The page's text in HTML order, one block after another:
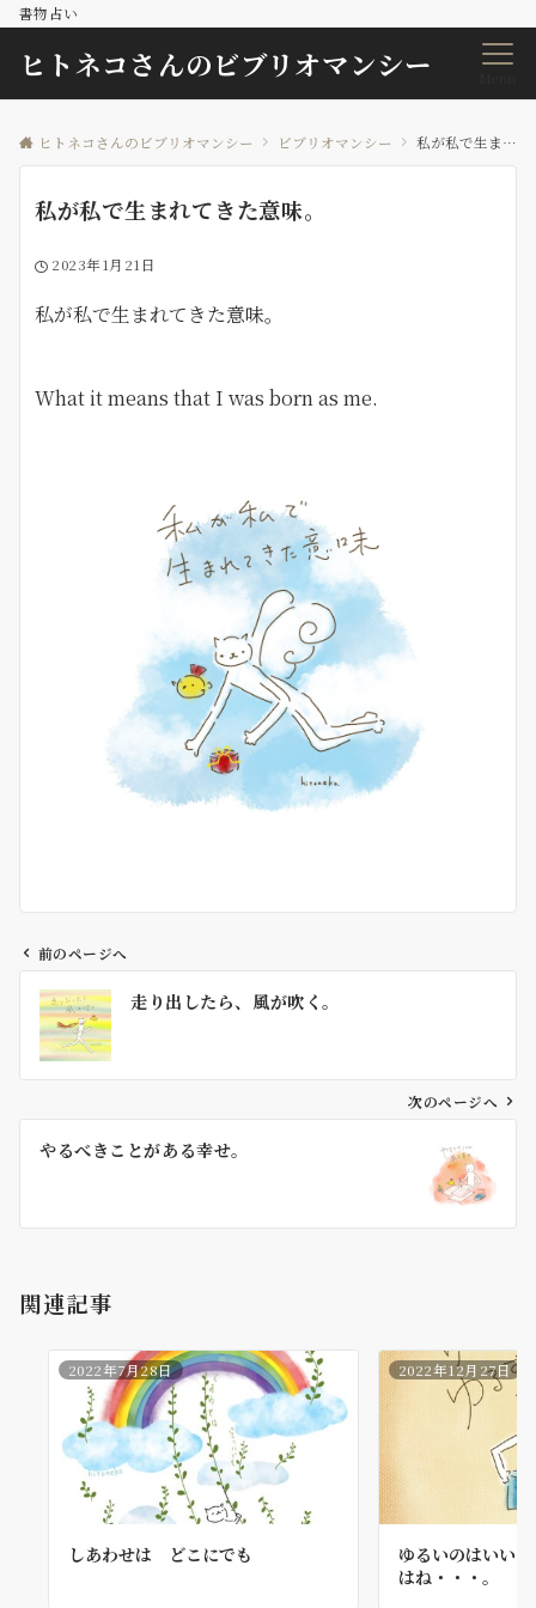
書物占い
ヒトネコさんのビブリオマンシー
ヒトネコさんのビブリオマンシー ビブリオマンシー 私が私で生まれてきた意味。
私が私で生まれてきた意味。
2023年1月21日
私が私で生まれてきた意味。
What it means that I was born as me.
ビ
ン
前のページへ
走り出したら、風が吹く。
次のページへ
やるべきことがある幸せ。
関連記事
2022年7月28日
しあわせは どこにでも
2022年12月27日
ゆるいのはいい
はね・・・。